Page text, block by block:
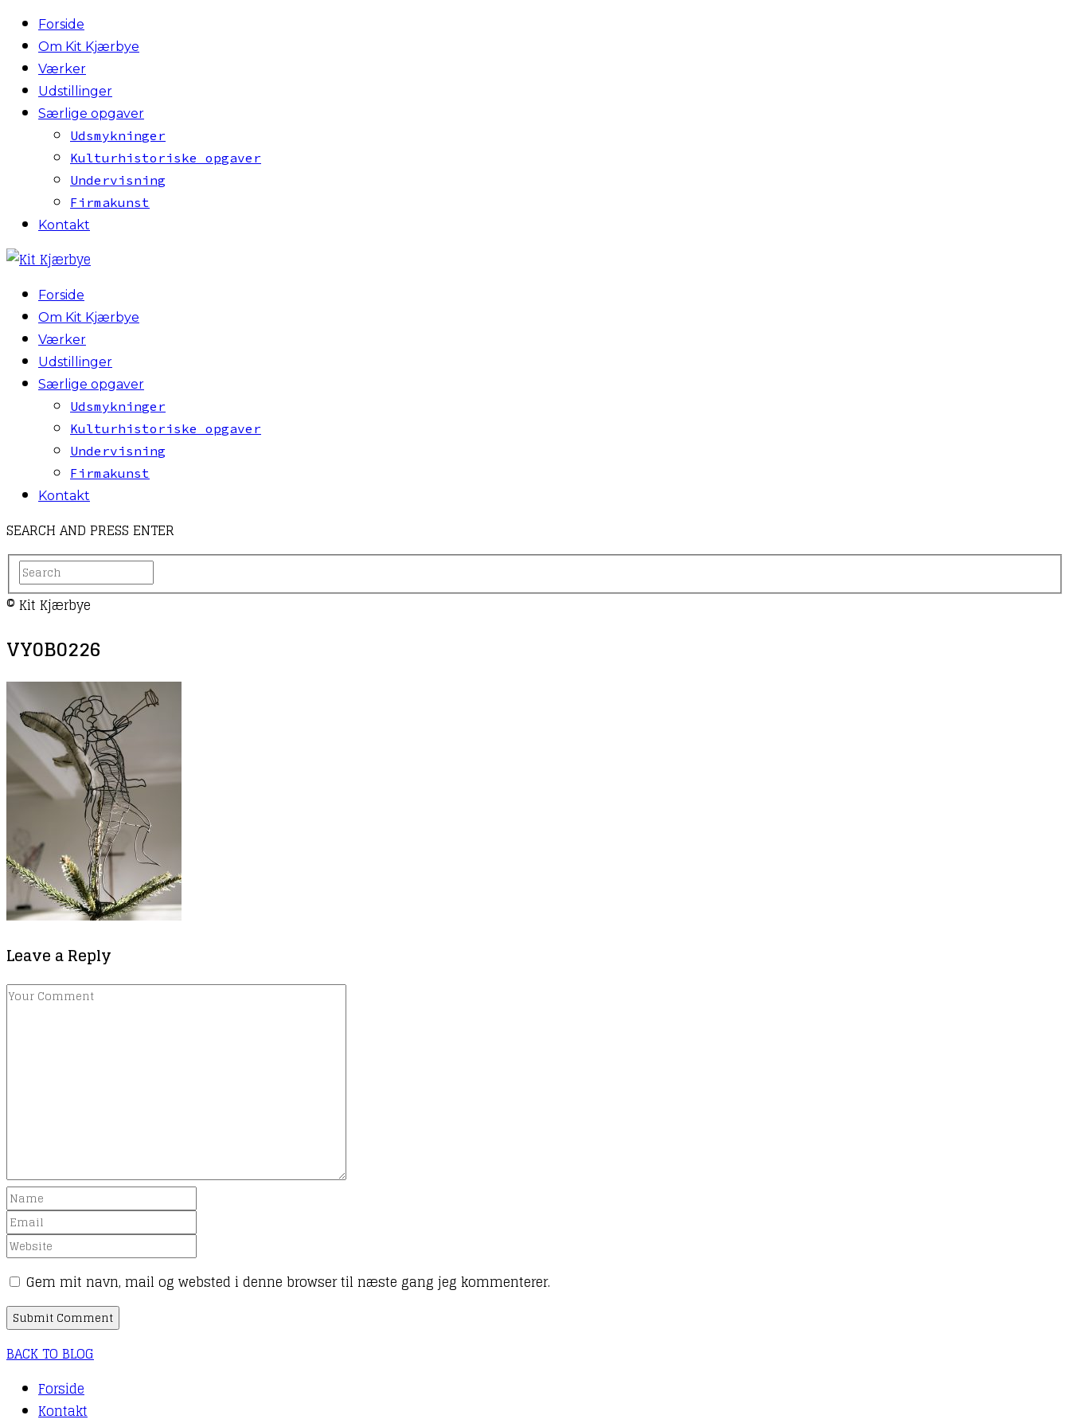
Forside
Om Kit Kjærbye
Værker
Udstillinger
Særlige opgaver
Udsmykninger
Kulturhistoriske opgaver
Undervisning
Firmakunst
Kontakt
Forside
Om Kit Kjærbye
Værker
Udstillinger
Særlige opgaver
Udsmykninger
Kulturhistoriske opgaver
Undervisning
Firmakunst
Kontakt
SEARCH AND PRESS ENTER
© Kit Kjærbye
VY0B0226
Leave a Reply
Gem mit navn, mail og websted i denne browser til næste gang jeg kommenterer.
BACK TO BLOG
Forside
Kontakt